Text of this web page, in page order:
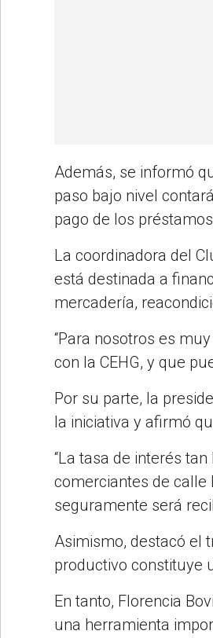
Además, se informó
paso bajo nivel
pago de los
La coordinadora del
está destinada a
mercadería,
“Para nosotros es
con la CEHG, y que
Por su parte, la
la iniciativa y afirmó
“La tasa de interés
comerciantes de calle
seguramente será
Asimismo, destacó el
productivo constituye
En tanto, Florencia
una herramienta